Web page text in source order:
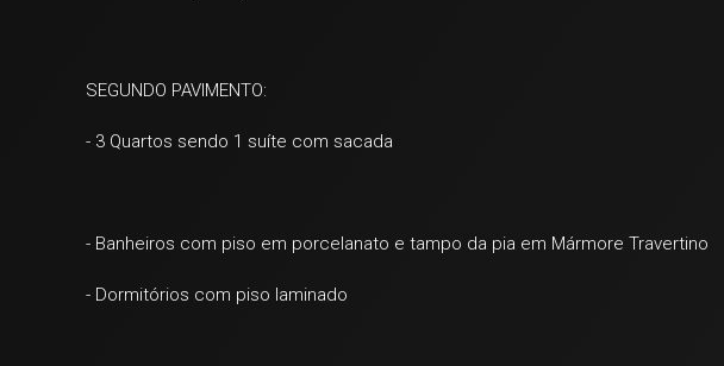
SEGUNDO PAVIMENTO:
- 3 Quartos sendo 1 suíte com sacada
- Banheiros com piso em porcelanato e tampo da pia em Mármore Travertino
- Dormitórios com piso laminado